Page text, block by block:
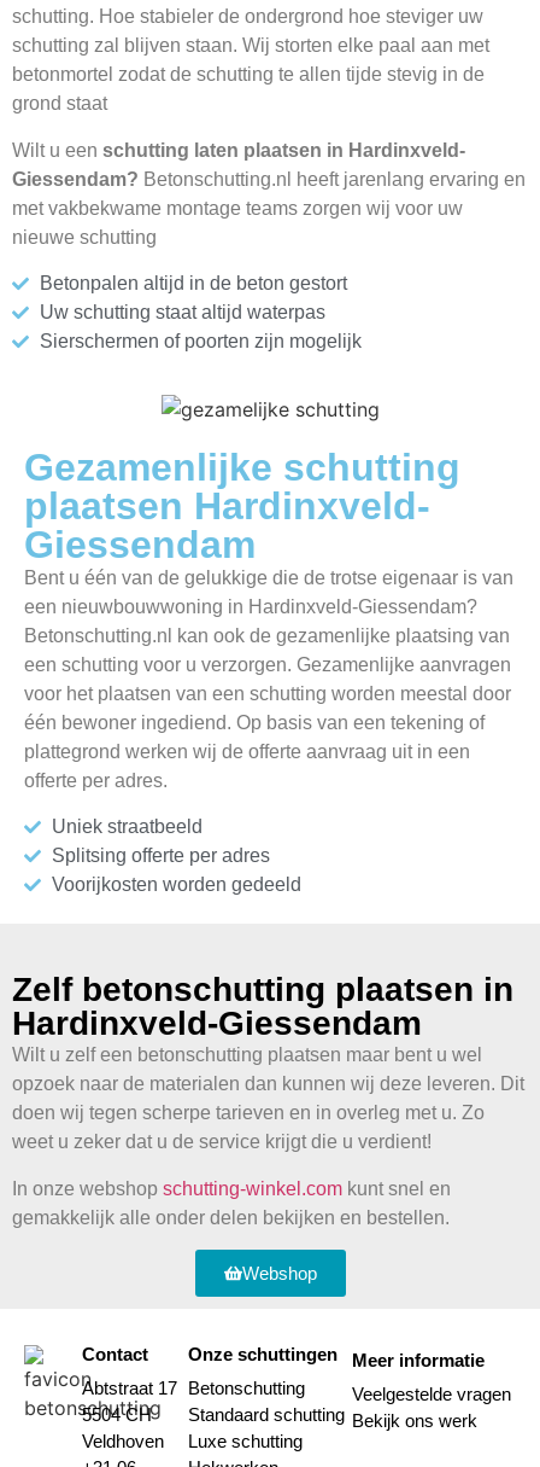
schutting. Hoe stabieler de ondergrond hoe steviger uw
schutting zal blijven staan. Wij storten elke paal aan met
betonmortel zodat de schutting te allen tijde stevig in de
grond staat
Wilt u een schutting laten plaatsen in Hardinxveld-
Giessendam? Betonschutting.nl heeft jarenlang ervaring en
met vakbekwame montage teams zorgen wij voor uw
nieuwe schutting
Betonpalen altijd in de beton gestort
Uw schutting staat altijd waterpas
Sierschermen of poorten zijn mogelijk
Gezamenlijke schutting
plaatsen Hardinxveld-
Giessendam
Bent u één van de gelukkige die de trotse eigenaar is van
een nieuwbouwwoning in Hardinxveld-Giessendam?
Betonschutting.nl kan ook de gezamenlijke plaatsing van
een schutting voor u verzorgen. Gezamenlijke aanvragen
voor het plaatsen van een schutting worden meestal door
één bewoner ingediend. Op basis van een tekening of
plattegrond werken wij de offerte aanvraag uit in een
offerte per adres.
Uniek straatbeeld
Splitsing offerte per adres
Voorijkosten worden gedeeld
Zelf betonschutting plaatsen in
Hardinxveld-Giessendam
Wilt u zelf een betonschutting plaatsen maar bent u wel
opzoek naar de materialen dan kunnen wij deze leveren. Dit
doen wij tegen scherpe tarieven en in overleg met u. Zo
weet u zeker dat u de service krijgt die u verdient!
In onze webshop schutting-winkel.com kunt snel en
gemakkelijk alle onder delen bekijken en bestellen.
Webshop
Contact
Abtstraat 17
5504 CH
Veldhoven
Onze schuttingen
Betonschutting
Standaard schutting
Luxe schutting
Meer informatie
Veelgestelde vragen
Bekijk ons werk